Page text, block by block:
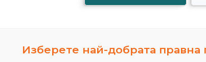
Изберете най-добрата